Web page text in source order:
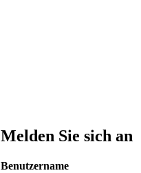
Melden Sie sich an
Benutzername